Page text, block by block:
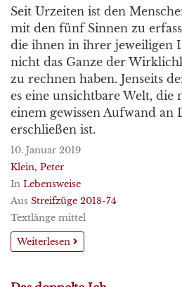
Seit Urzeiten ist den
mit den fünf Sinnen zu
die ihnen in ihrer jeweiligen
nicht das Ganze der
zu rechnen haben. Jenseits
es eine unsichtbare Welt,
einem gewissen Aufwand an
erschließen ist.
10. Januar 2019
Klein, Peter
In Lebensweise
Aus Streifzüge 2018-74
Textlänge mittel
Weiterlesen